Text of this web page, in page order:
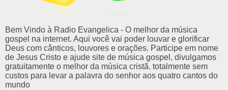
Bem Vindo à Radio Evangelica - O melhor da música
gospel na internet. Aqui você vai poder louvar e glorificar
Deus com cânticos, louvores e orações. Participe em nome
de Jesus Cristo e ajude site de música gospel, divulgamos
gratuitamente o melhor da música cristã. totalmente sem
custos para levar a palavra do senhor aos quatro cantos do
mundo